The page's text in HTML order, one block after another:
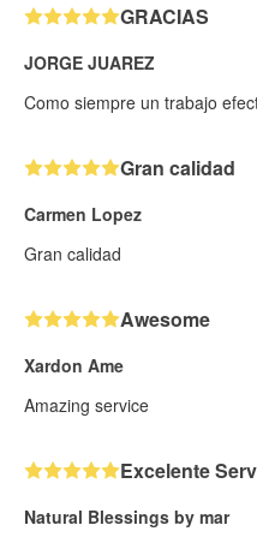
GRACIAS
JORGE JUAREZ
Como siempre un trabajo
Gran calidad
Carmen Lopez
Gran calidad
Awesome
Xardon Ame
Amazing service
Excelente
Natural Blessings by mar